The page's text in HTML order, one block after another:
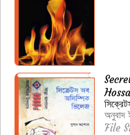
অনুবাদ
File